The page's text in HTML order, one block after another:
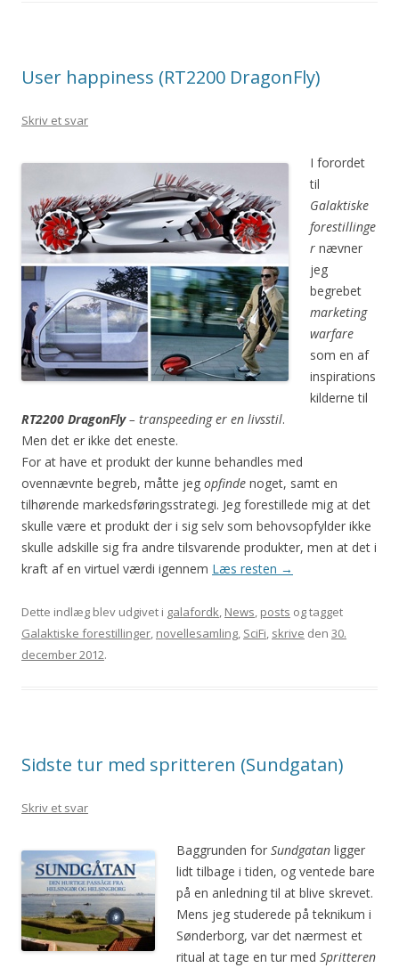
User happiness (RT2200 DragonFly)
Skriv et svar
I forordet
til
Galaktiske
forestillinge
r nævner
jeg
begrebet
marketing
warfare
som en af
inspirations
kilderne til
RT2200 DragonFly– transpeeding er en livsstil.
Men det er ikke det eneste.
For at have et produkt der kunne behandles med
ovennævnte begreb, måtte jeg opfinde noget, samt en
tilhørende markedsføringsstrategi. Jeg forestillede mig at det
skulle være et produkt der i sig selv som behovsopfylder ikke
skulle adskille sig fra andre tilsvarende produkter, men at det i
kraft af en virtuel værdi igennem Læs resten →
Dette indlæg blev udgivet i galafordk, News, posts og tagget
Galaktiske forestillinger, novellesamling, SciFi, skrive den 30.
december 2012.
Sidste tur med spritteren (Sundgatan)
Skriv et svar
Baggrunden for Sundgatan ligger
lidt tilbage i tiden, og ventede bare
på en anledning til at blive skrevet.
Mens jeg studerede på teknikum i
Sønderborg, var det nærmest et
ritual at tage en tur med Spritteren